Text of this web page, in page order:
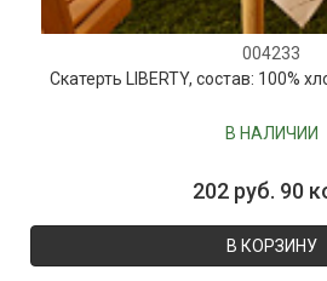
004233
Скатерть LIBERTY, состав: 100%
В НАЛИЧИИ
202 руб. 90
В КОРЗИНУ